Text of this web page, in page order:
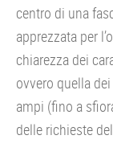
centro di una
apprezzata per
chiarezza dei
ovvero quella dei
ampi (fino a
delle richieste